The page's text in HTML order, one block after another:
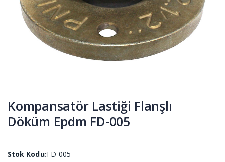
Kompansatör Lastiği Flanşlı
Döküm Epdm FD-005
Stok Kodu:FD-005
Tek Yüzü
Kendinden
Yapışkanlı
Epdm
Sünger
YPS-001
(20 METRE)
DT-001
Membran
Lastikleri
Etek Lastiği
ETE-001
Kare
296